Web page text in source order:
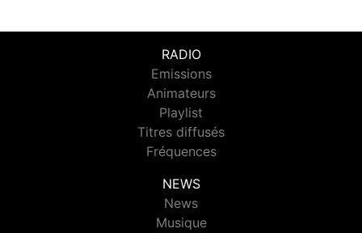
RADIO
Emissions
Animateurs
Playlist
Titres diffusés
Fréquences
NEWS
News
Musique